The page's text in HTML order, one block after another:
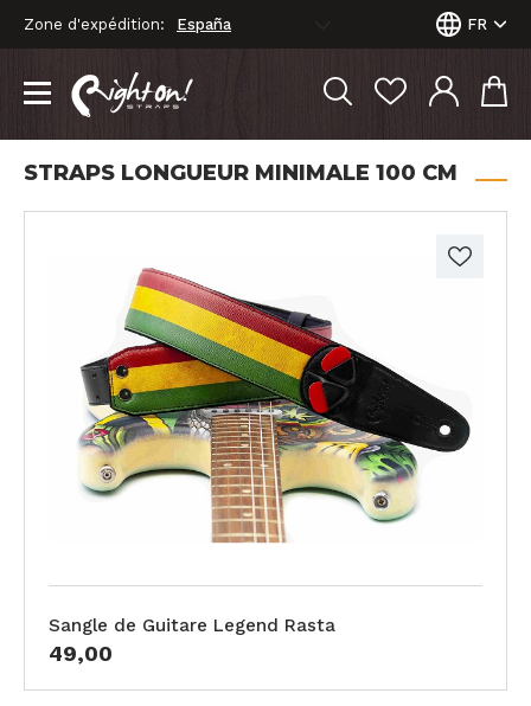
Zone d'expédition: FR
STRAPS LONGUEUR MINIMALE 100 CM
Sangle de Guitare Legend Rasta
49,00